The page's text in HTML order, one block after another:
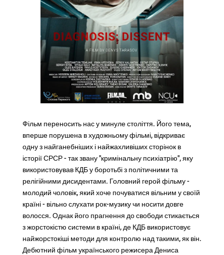
Фільм переносить нас у минуле століття. Його тема,
вперше порушена в художньому фільмі, відкриває
одну з найганебніших і найжахливіших сторінок в
історії СРСР - так звану "кримінальну психіатрію", яку
використовував КДБ у боротьбі з політичними та
релігійними дисидентами. Головний герой фільму -
молодий чоловік, який хоче почуватися вільним у своїй
країні - вільно слухати рок-музику чи носити довге
волосся. Однак його прагнення до свободи стикається
з жорстокістю системи в країні, де КДБ використовує
найжорстокіші методи для контролю над такими, як він.
Дебютний фільм українського режисера Дениса